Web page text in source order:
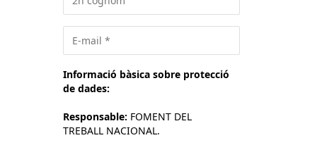
Informació bàsica sobre protecció
de dades:
Responsable: FOMENT DEL
TREBALL NACIONAL.